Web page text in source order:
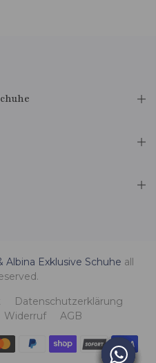
Albina Exklusive Schuhe all
Datenschutzerklärung
Widerruf AGB